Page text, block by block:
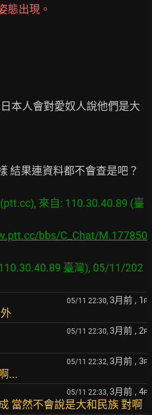
態出現。
本人會對愛奴人說他們是大
結果連資料都不會查是吧？
來自: 110.30.40.89 (臺
bbs/C_Chat/M.177850
臺灣), 05/11/202
05/11 22:30, 3月前 , 1 F
05/11 22:30, 3月前 , 2F
05/11 22:32, 3月前 , 3F
...
05/11 22:33, 3月前 , 4F
當然不會說是大和民族 對啊